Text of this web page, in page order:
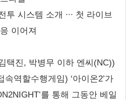
시스템 소개 ∙∙∙ 첫 라이브
이어져
택진, 박병무 이하 엔씨(NC))
역할수행게임) ‘아이온2’가
를 통해 그동안 베일